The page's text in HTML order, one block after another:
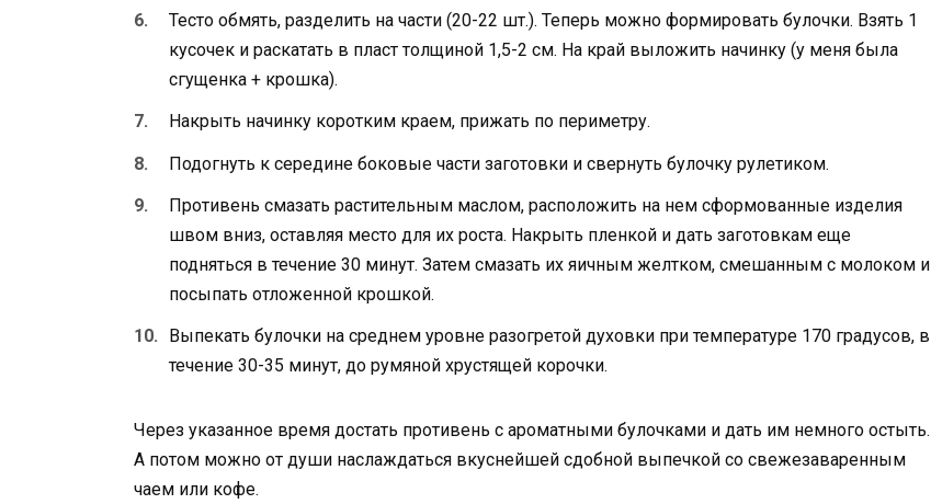
Тесто обмять, разделить на части (20-22 шт.). Теперь можно формировать булочки. Взять 1
кусочек и раскатать в пласт толщиной 1,5-2 см. На край выложить начинку (у меня была
сгущенка + крошка).
Накрыть начинку коротким краем, прижать по периметру.
Подогнуть к середине боковые части заготовки и свернуть булочку рулетиком.
Противень смазать растительным маслом, расположить на нем сформованные изделия
швом вниз, оставляя место для их роста. Накрыть пленкой и дать заготовкам еще
подняться в течение 30 минут. Затем смазать их яичным желтком, смешанным с молоком и
посыпать отложенной крошкой.
Выпекать булочки на среднем уровне разогретой духовки при температуре 170 градусов, в
течение 30-35 минут, до румяной хрустящей корочки.
Через указанное время достать противень с ароматными булочками и дать им немного остыть.
А потом можно от души наслаждаться вкуснейшей сдобной выпечкой со свежезаваренным
чаем или кофе.